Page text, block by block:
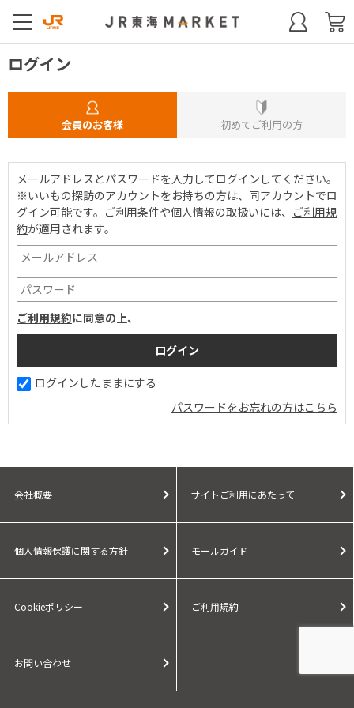
ログイン
会員のお客様 初めてご利用の方
メールアドレスとパスワードを入力してログインしてください。
※いいもの探訪のアカウントをお持ちの方は、同アカウントでロ
グイン可能です。 ご利用条件や個人情報の取扱いには、 ご利用規
約が適用されます。
ご利用規約に同意の上、
ログインしたままにする
パスワードをお忘れの方はこちら
会社概要 サイトご利用にあたって
個人情報保護に関する方針 モールガイド
Cookieポリシー ご利用規約
お問い合わせ